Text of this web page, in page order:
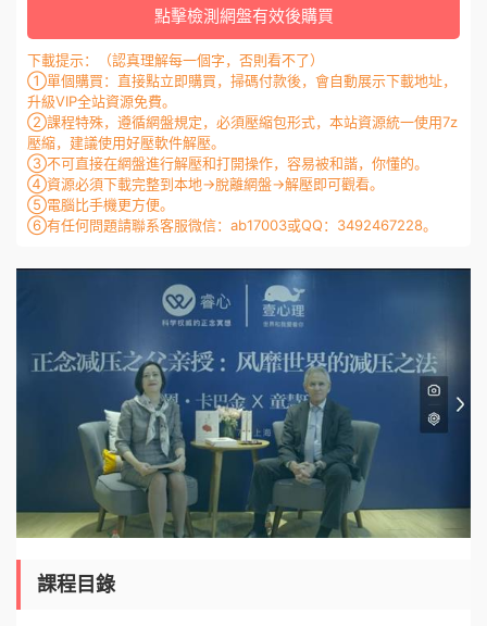
點擊檢測網盤有效後購買
下載提示：（認真理解每一個字，否則看不了）
①單個購買：直接點立即購買，掃碼付款後，會自動展示下載地址，
升級VIP全站資源免費。
②課程特殊，遵循網盤規定，必須壓縮包形式，本站資源統一使用7z
壓縮，建議使用好壓軟件解壓。
③不可直接在網盤進行解壓和打開操作，容易被和諧，你懂的。
④資源必須下載完整到本地→脫離網盤→解壓即可觀看。
⑤電腦比手機更方便。
⑥有任何問題請聯系客服微信：ab17003或QQ：3492467228。
課程目錄